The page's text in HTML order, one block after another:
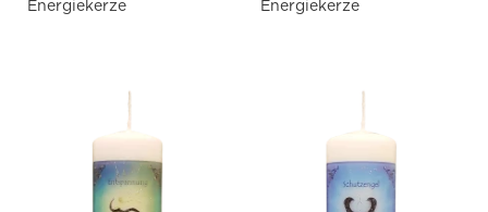
Energiekerze
Energiekerze